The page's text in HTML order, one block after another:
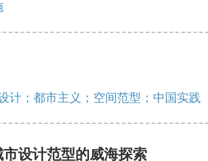
计；都市主义；空间范型；中国实践
设计范型的威海探索